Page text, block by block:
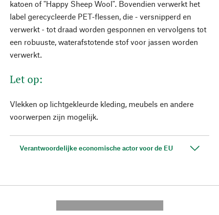
katoen of "Happy Sheep Wool". Bovendien verwerkt het
label gerecycleerde PET-flessen, die - versnipperd en
verwerkt - tot draad worden gesponnen en vervolgens tot
een robuuste, waterafstotende stof voor jassen worden
verwerkt.
Let op:
Vlekken op lichtgekleurde kleding, meubels en andere
voorwerpen zijn mogelijk.
Verantwoordelijke economische actor voor de EU